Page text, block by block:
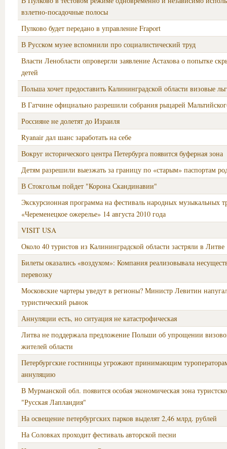
взлетно-посадочные полосы
Пулково будет передано в управление Fraport
В Русском музее вспомнили про социалистический труд
Власти Ленобласти опровергли заявление Астахова о попытке
детей
Польша хочет предоставить Калининградской области визовые
В Гатчине официально разрешили собрания рыцарей
Россияне не долетят до Израиля
Ryanair дал шанс заработать на себе
Вокруг исторического центра Петербурга появится буферная зона
Детям разрешили выезжать за границу по «старым» паспортам
В Стокгольм пойдет "Корона Скандинавии"
Экскурсионная программа на фестиваль народных музыкальных
«Череменецкое ожерелье» 14 августа 2010 года
VISIT USA
Около 40 туристов из Калининградской области застряли в Литве
Билеты оказались «воздухом»: Компания реализовывала
перевозку
Московские чартеры уведут в регионы? Министр Левитин
туристический рынок
Аннуляции есть, но ситуация не катастрофическая
Литва не поддержала предложение Польши об упрощении
жителей области
Петербургские гостиницы угрожают принимающим
аннуляцию
В Мурманской обл. появится особая экономическая зона
"Русская Лапландия"
На освещение петербургских парков выделят 2,46 млрд. рублей
На Соловках проходит фестиваль авторской песни